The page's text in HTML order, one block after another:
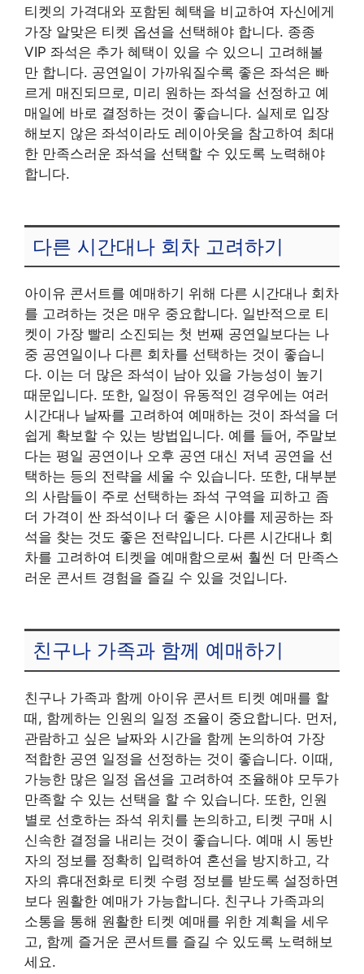
티켓의 가격대와 포함된 혜택을 비교하여 자신에게
가장 알맞은 티켓 옵션을 선택해야 합니다. 종종
VIP 좌석은 추가 혜택이 있을 수 있으니 고려해볼
만 합니다. 공연일이 가까워질수록 좋은 좌석은 빠
르게 매진되므로, 미리 원하는 좌석을 선정하고 예
매일에 바로 결정하는 것이 좋습니다. 실제로 입장
해보지 않은 좌석이라도 레이아웃을 참고하여 최대
한 만족스러운 좌석을 선택할 수 있도록 노력해야
합니다.
다른 시간대나 회차 고려하기
아이유 콘서트를 예매하기 위해 다른 시간대나 회차
를 고려하는 것은 매우 중요합니다. 일반적으로 티
켓이 가장 빨리 소진되는 첫 번째 공연일보다는 나
중 공연일이나 다른 회차를 선택하는 것이 좋습니
다. 이는 더 많은 좌석이 남아 있을 가능성이 높기
때문입니다. 또한, 일정이 유동적인 경우에는 여러
시간대나 날짜를 고려하여 예매하는 것이 좌석을 더
쉽게 확보할 수 있는 방법입니다. 예를 들어, 주말보
다는 평일 공연이나 오후 공연 대신 저녁 공연을 선
택하는 등의 전략을 세울 수 있습니다. 또한, 대부분
의 사람들이 주로 선택하는 좌석 구역을 피하고 좀
더 가격이 싼 좌석이나 더 좋은 시야를 제공하는 좌
석을 찾는 것도 좋은 전략입니다. 다른 시간대나 회
차를 고려하여 티켓을 예매함으로써 훨씬 더 만족스
러운 콘서트 경험을 즐길 수 있을 것입니다.
친구나 가족과 함께 예매하기
친구나 가족과 함께 아이유 콘서트 티켓 예매를 할
때, 함께하는 인원의 일정 조율이 중요합니다. 먼저,
관람하고 싶은 날짜와 시간을 함께 논의하여 가장
적합한 공연 일정을 선정하는 것이 좋습니다. 이때,
가능한 많은 일정 옵션을 고려하여 조율해야 모두가
만족할 수 있는 선택을 할 수 있습니다. 또한, 인원
별로 선호하는 좌석 위치를 논의하고, 티켓 구매 시
신속한 결정을 내리는 것이 좋습니다. 예매 시 동반
자의 정보를 정확히 입력하여 혼선을 방지하고, 각
자의 휴대전화로 티켓 수령 정보를 받도록 설정하면
보다 원활한 예매가 가능합니다. 친구나 가족과의
소통을 통해 원활한 티켓 예매를 위한 계획을 세우
고, 함께 즐거운 콘서트를 즐길 수 있도록 노력해보
세요.